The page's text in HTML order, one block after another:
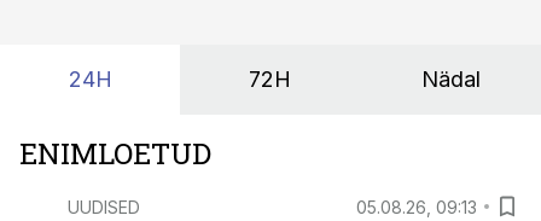
24H 72H Nädal
ENIMLOETUD
UUDISED 05.08.26, 09:13